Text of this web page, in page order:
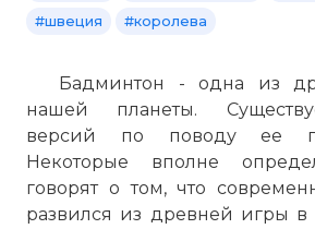
#швеция
#королева
Бадминтон - одна из
нашей планеты.
версий по поводу ее
Некоторые вполне
говорят о том, что
развился из древней игры